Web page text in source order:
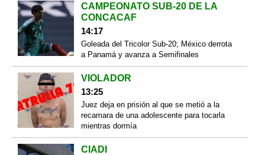
CAMPEONATO SUB-20 DE LA
CONCACAF
14:17
Goleada del Tricolor Sub-20; México derrota
a Panamá y avanza a Semifinales
VIOLADOR
13:25
Juez deja en prisión al que se metió a la
recamara de una adolescente para tocarla
mientras dormía
CIADI